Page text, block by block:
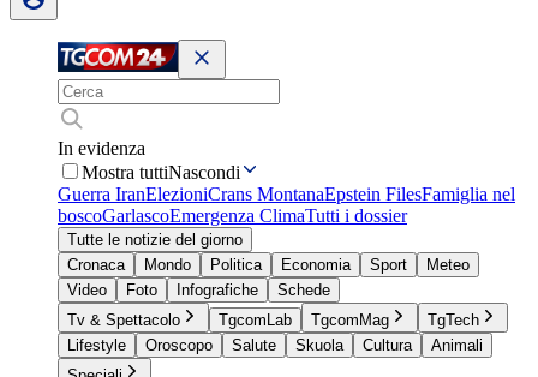
In evidenza
Mostra tuttiNascondi
Guerra IranElezioniCrans MontanaEpstein FilesFamiglia nel
boscoGarlascoEmergenza ClimaTutti i dossier
Tutte le notizie del giorno
Cronaca
Mondo Politica Economia Sport
Meteo
Video
Foto Infografiche
Schede
Tv & Spettacolo
TgcomLab TgcomMag
TgTech
Lifestyle
Oroscopo Salute Skuola Cultura
Animali